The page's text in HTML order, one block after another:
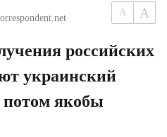
российских
украинский
потом якобы